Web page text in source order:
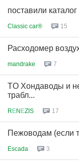
поставили
Classic car® 15
Расходомер
mandrake 7
TO Хондаводы и
трабл...
RЕNЕZIS 17
Пежоводам (если
Escada 3